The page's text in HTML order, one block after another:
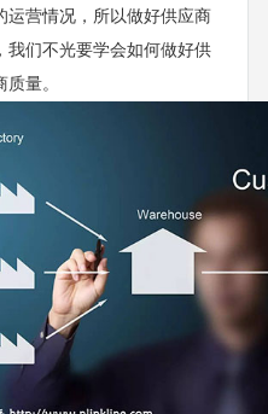
运营情况，所以做好供应商
我们不光要学会如何做好供
量。